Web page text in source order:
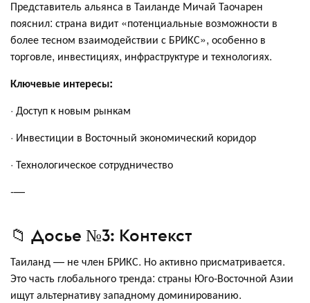
Представитель альянса в Таиланде Мичай Таочарен
пояснил: страна видит «потенциальные возможности в
более тесном взаимодействии с БРИКС», особенно в
торговле, инвестициях, инфраструктуре и технологиях.
Ключевые интересы:
· Доступ к новым рынкам
· Инвестиции в Восточный экономический коридор
· Технологическое сотрудничество
-—
📁 Досье №3: Контекст
Таиланд — не член БРИКС. Но активно присматривается.
Это часть глобального тренда: страны Юго-Восточной Азии
ищут альтернативу западному доминированию.